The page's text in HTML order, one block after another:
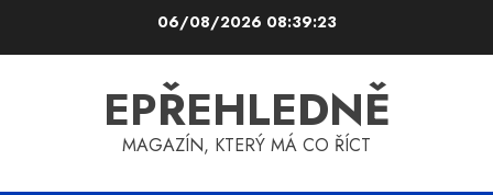
06/08/2026 08:39:23
EPŘEHLEDNĚ
MAGAZÍN, KTERÝ MÁ CO ŘÍCT